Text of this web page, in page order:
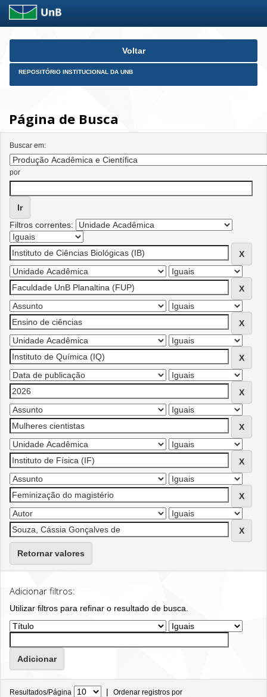
Skip
Voltar
REPOSITÓRIO INSTITUCIONAL DA UNB
Página de Busca
Buscar em:
por
Filtros correntes:
Retornar valores
Adicionar filtros:
Utilizar filtros para refinar o resultado de busca.
Resultados/Página | Ordenar registros por